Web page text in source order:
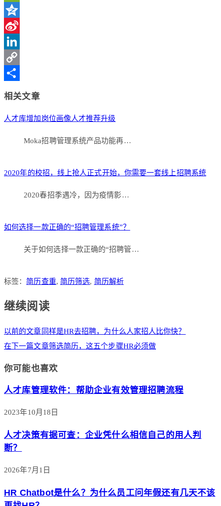
WeChat
Qzone
Sina
Weibo
LinkedIn
Copy
相关文章
人才库增加岗位画像人才推荐升级
Moka招聘管理系统产品功能再…
2020年的校招，线上抢人正式开始，你需要一套线上招聘系统
2020春招季遇冷，因为疫情影…
如何选择一款正确的“招聘管理系统”？
关于如何选择一款正确的“招聘管…
标签： 简历查重, 简历筛选, 简历解析
继续阅读
以前的文章同样是HR去招聘，为什么人家招人比你快？
在下一篇文章筛选简历，这五个步骤HR必须做
你可能也喜欢
人才库管理软件：帮助企业有效管理招聘流程
2023年10月18日
人才决策有据可查：企业凭什么相信自己的用人判
断？
2026年7月1日
HR Chatbot是什么？为什么员工问年假还有几天不该